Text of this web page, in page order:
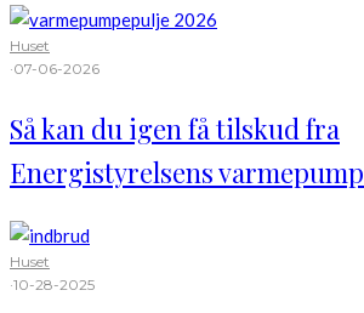
Huset
·07-06-2026
Så kan du igen få tilskud fra
Energistyrelsens
Huset
·10-28-2025